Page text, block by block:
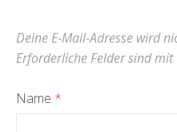
Deine E-Mail-Adresse wird
Erforderliche Felder sind mit
Name *